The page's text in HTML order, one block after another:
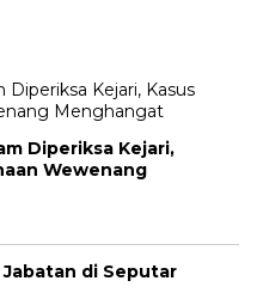
Diperiksa Kejari,
Wewenang
Jabatan di Seputar